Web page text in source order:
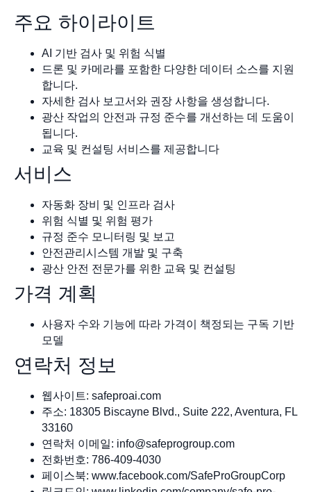
주요 하이라이트
AI 기반 검사 및 위험 식별
드론 및 카메라를 포함한 다양한 데이터 소스를 지원
합니다.
자세한 검사 보고서와 권장 사항을 생성합니다.
광산 작업의 안전과 규정 준수를 개선하는 데 도움이
됩니다.
교육 및 컨설팅 서비스를 제공합니다
서비스
자동화 장비 및 인프라 검사
위험 식별 및 위험 평가
규정 준수 모니터링 및 보고
안전관리시스템 개발 및 구축
광산 안전 전문가를 위한 교육 및 컨설팅
가격 계획
사용자 수와 기능에 따라 가격이 책정되는 구독 기반
모델
연락처 정보
웹사이트: safeproai.com
주소: 18305 Biscayne Blvd., Suite 222, Aventura, FL
33160
연락처 이메일: info@safeprogroup.com
전화번호: 786-409-4030
페이스북: www.facebook.com/SafeProGroupCorp